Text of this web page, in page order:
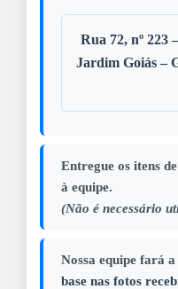
Rua 72, nº 223
Jardim Goiás –
Entregue os itens
à equipe.
(Não é necessário
Nossa equipe fará a
base nas fotos